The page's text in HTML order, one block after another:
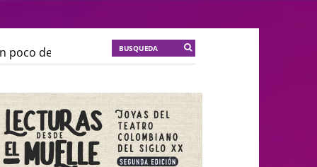
de locura para la cordura KT :: |
de Teatro Rosa